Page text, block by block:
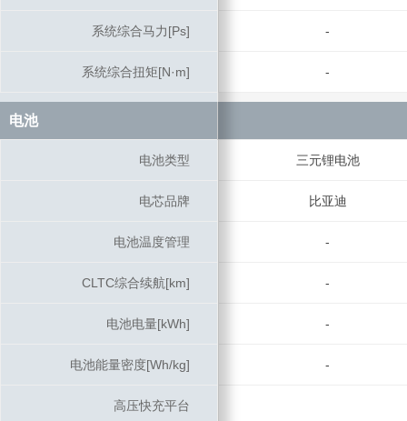
系统综合马力[Ps] -
系统综合扭矩[N·m] -
电池
电池类型 三元锂电池
电芯品牌 比亚迪
电池温度管理 -
CLTC综合续航[km] -
电池电量[kWh] -
电池能量密度[Wh/kg] -
高压快充平台
系统综合马力[Ps]
系统综合扭矩[N·m]
电池
电池类型
电芯品牌
电池温度管理
CLTC综合续航[km]
电池电量[kWh]
电池能量密度[Wh/kg]
高压快充平台